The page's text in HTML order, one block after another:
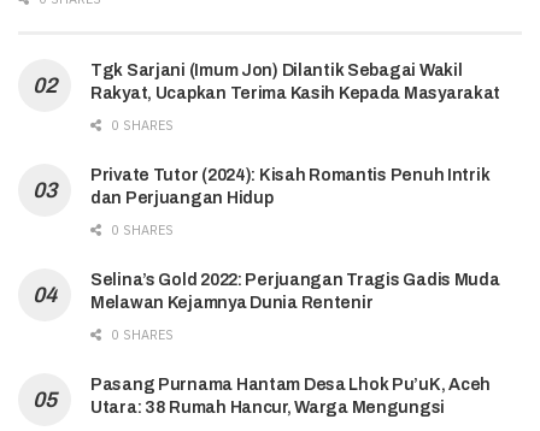
Tgk Sarjani (Imum Jon) Dilantik Sebagai Wakil
Rakyat, Ucapkan Terima Kasih Kepada Masyarakat
0 SHARES
Private Tutor (2024): Kisah Romantis Penuh Intrik
dan Perjuangan Hidup
0 SHARES
Selina’s Gold 2022: Perjuangan Tragis Gadis Muda
Melawan Kejamnya Dunia Rentenir
0 SHARES
Pasang Purnama Hantam Desa Lhok Pu’uK, Aceh
Utara: 38 Rumah Hancur, Warga Mengungsi